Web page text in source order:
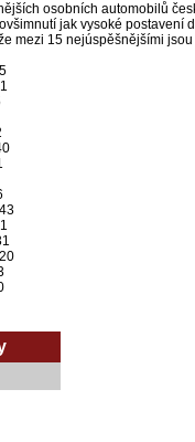
osobních automobilů
jak vysoké postavení
mezi 15 nejúspěšnějšími